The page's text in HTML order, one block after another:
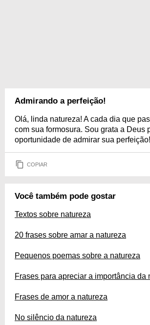
Admirando a perfeição!
Olá, linda natureza! A cada dia que
com sua formosura. Sou grata a Deus
oportunidade de admirar sua perfeição!
COPIAR
Você também pode gostar
Textos sobre natureza
20 frases sobre amar a natureza
Pequenos poemas sobre a natureza
Frases para apreciar a importância da
Frases de amor a natureza
No silêncio da natureza